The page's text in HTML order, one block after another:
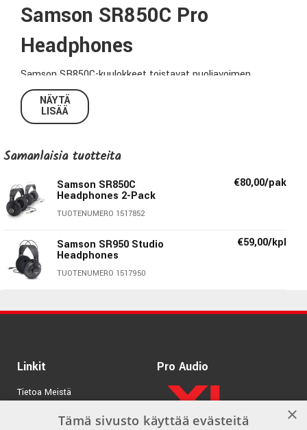
Samson SR850C Pro
Headphones
Samson SR850C-kuulokkeet toistavat puoliavoimen
rakenteen ja 50mm drivereiden ansiosta koko
taajuuskaistan matalasta bassosta kristallinselkeään
diskanttiin. Itsesäätyvä pääpanta muotoutuu vaivattomasti
Tekniset tiedot:
Malli:
SR850C
Taajuusvaste:
10Hz-30kHz
Impedanssi:
Kaapelin pituus:
Samson aloitti toimintansa jo 30 vuotta sitten pienenä
Samson on tuonut langattoman äänitekniikan alalle useita
NÄYTÄ
LISÄÄ
Samanlaisia ​​tuotteita
Samson SR850C
Headphones 2-Pack
TUOTENUMERO 1517852
€80,00/pak
Samson SR950 Studio
Headphones
TUOTENUMERO 1517950
€59,00/kpl
Linkit
Tietoa Meistä
Tuotemerkit
Pro Audio
×
Tämä sivusto käyttää evästeitä